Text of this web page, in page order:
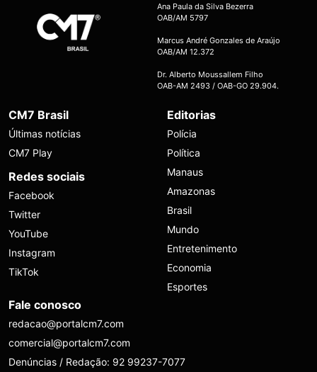
Ana Paula da Silva Bezerra
OAB/AM 5797
Marcus André Gonzales de Araújo
OAB/AM 12.372
Dr. Alberto Moussallem Filho
OAB-AM 2493 / OAB-GO 29.904.
CM7 Brasil
Últimas notícias
CM7 Play
Redes sociais
Facebook
Twitter
YouTube
Instagram
TikTok
Editorias
Polícia
Política
Manaus
Amazonas
Brasil
Mundo
Entretenimento
Economia
Esportes
Fale conosco
redacao@portalcm7.com
comercial@portalcm7.com
Denúncias / Redação: 92 99237-7077